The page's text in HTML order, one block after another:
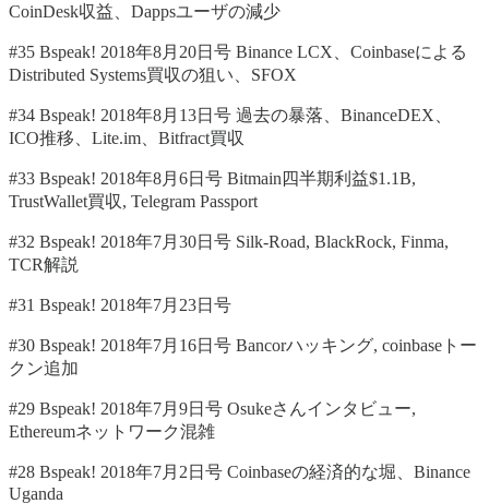
CoinDesk収益、Dappsユーザの減少
#35 Bspeak! 2018年8月20日号 Binance LCX、Coinbaseによる
Distributed Systems買収の狙い、SFOX
#34 Bspeak! 2018年8月13日号 過去の暴落、BinanceDEX、
ICO推移、Lite.im、Bitfract買収
#33 Bspeak! 2018年8月6日号 Bitmain四半期利益$1.1B,
TrustWallet買収, Telegram Passport
#32 Bspeak! 2018年7月30日号 Silk-Road, BlackRock, Finma,
TCR解説
#31 Bspeak! 2018年7月23日号
#30 Bspeak! 2018年7月16日号 Bancorハッキング, coinbaseトー
クン追加
#29 Bspeak! 2018年7月9日号 Osukeさんインタビュー,
Ethereumネットワーク混雑
#28 Bspeak! 2018年7月2日号 Coinbaseの経済的な堀、Binance
Uganda